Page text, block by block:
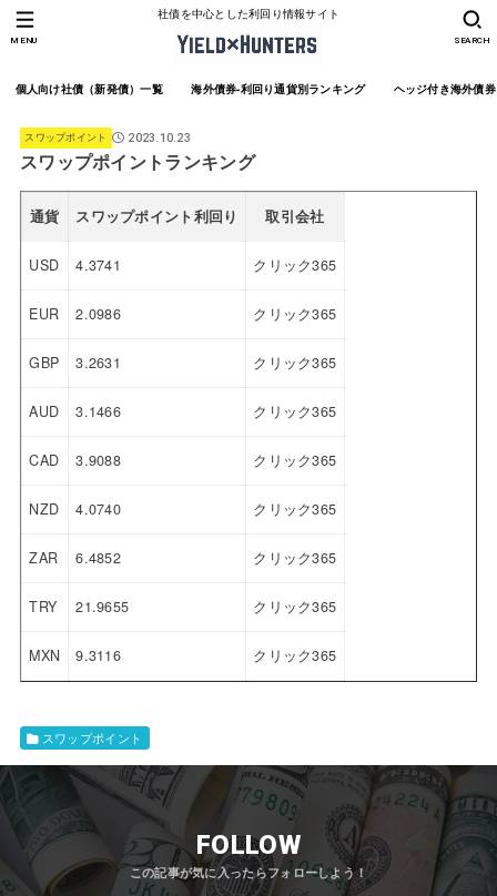
社債を中心とした利回り情報サイト
個人向け社債（新発債）一覧 海外債券-利回り通貨別ランキング ヘッジ付き海外債
SEARCH
MENU
スワップポイント 2023.10.23
スワップポイントランキング
通貨 スワップポイント利回り 取引会社
USD 4.3741 クリック365
EUR 2.0986 クリック365
GBP 3.2631 クリック365
AUD 3.1466 クリック365
CAD 3.9088 クリック365
NZD 4.0740 クリック365
ZAR 6.4852 クリック365
TRY 21.9655 クリック365
MXN 9.3116 クリック365
スワップポイント
FOLLOW